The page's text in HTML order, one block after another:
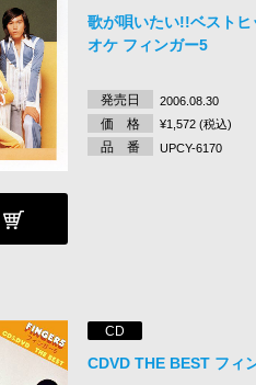
歌が唄いたい!!ベストヒ
オケ フィンガー5
発売日 2006.08.30
価 格 ¥1,572 (税込)
品 番 UPCY-6170
CD
CDVD THE BEST フィ